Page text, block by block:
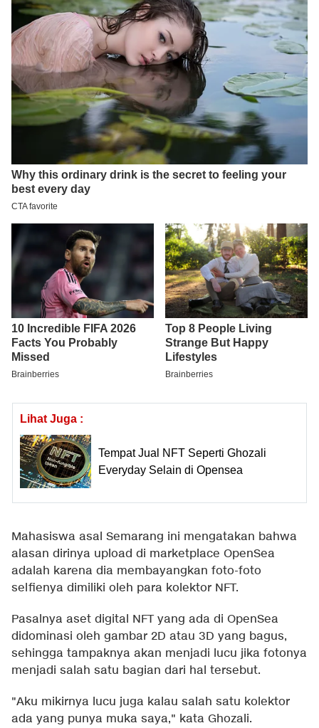
Lihat Juga :
Tempat Jual NFT Seperti Ghozali
Everyday Selain di Opensea
Mahasiswa asal Semarang ini mengatakan bahwa
alasan dirinya upload di marketplace OpenSea
adalah karena dia membayangkan foto-foto
selfienya dimiliki oleh para kolektor NFT.
Pasalnya aset digital NFT yang ada di OpenSea
didominasi oleh gambar 2D atau 3D yang bagus,
sehingga tampaknya akan menjadi lucu jika fotonya
menjadi salah satu bagian dari hal tersebut.
"Aku mikirnya lucu juga kalau salah satu kolektor
ada yang punya muka saya," kata Ghozali.